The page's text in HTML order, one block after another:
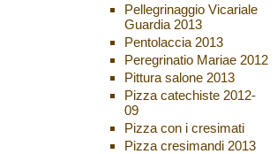
Pellegrinaggio Vicariale
Guardia 2013
Pentolaccia 2013
Peregrinatio Mariae 2012
Pittura salone 2013
Pizza catechiste 2012-
09
Pizza con i cresimati
Pizza cresimandi 2013